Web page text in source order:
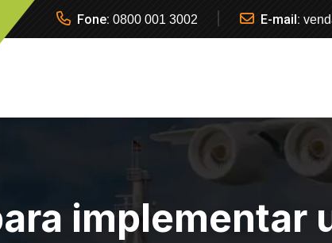
Fone: 0800 001 3002 E-mail:
implementar